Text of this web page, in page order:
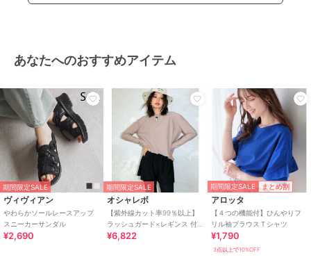
あなたへのおすすめアイテム
期間限定SALE
ヴィヴィアン
やわらかソールレースアップ
スニーカーサンダル
¥2,690
期間限定SALE
オシャレボ
【紫外線カット率99％以上】
ラッシュガード×レギンス 付
き タンキニ
¥6,822
期間限定SALE まとめ割
アロッタ
【４つの機能付】ひんやりフ
リル袖ブラウスＴシャツ
¥1,790
3点以上で10%OFF